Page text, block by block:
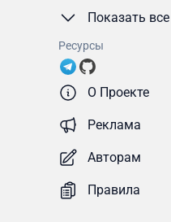
Показать все
Ресурсы
О Проекте
Реклама
Авторам
Правила